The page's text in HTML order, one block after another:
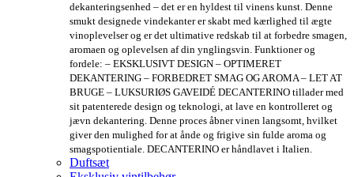
dekanteringsenhed – det er en hyldest til vinens kunst. Denne
smukt designede vindekanter er skabt med kærlighed til ægte
vinoplevelser og er det ultimative redskab til at forbedre smagen,
aromaen og oplevelsen af din ynglingsvin. Funktioner og
fordele: – EKSKLUSIVT DESIGN – OPTIMERET
DEKANTERING – FORBEDRET SMAG OG AROMA – LET AT
BRUGE – LUKSURIØS GAVEIDÉ DECANTERINO tillader med
sit patenterede design og teknologi, at lave en kontrolleret og
jævn dekantering. Denne proces åbner vinen langsomt, hvilket
giver den mulighed for at ånde og frigive sin fulde aroma og
smagspotientiale. DECANTERINO er håndlavet i Italien.
Duftsæt